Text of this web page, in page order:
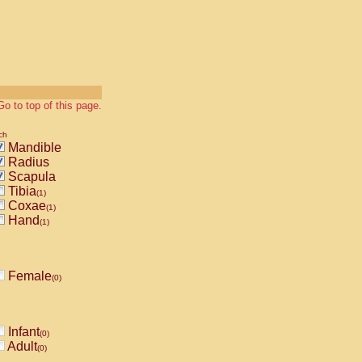
to top of this page.
Mandible
Radius
Scapula
Tibia(1)
Coxae(1)
Hand(1)
Female(0)
Infant(0)
Adult(0)